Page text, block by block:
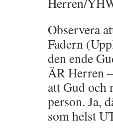
Observera
Fadern
den ende
ÄR Herren
att Gud
person. Ja,
som helst